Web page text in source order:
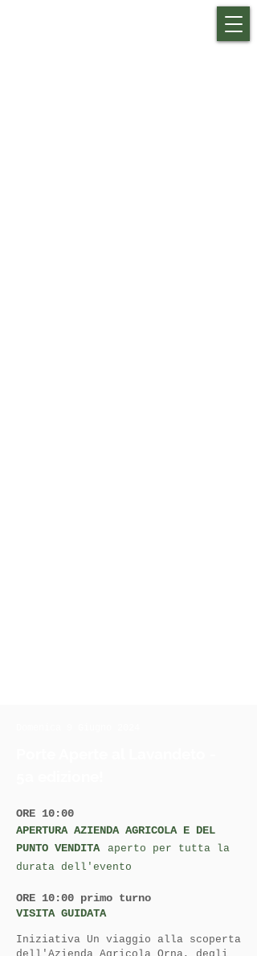
ORE 10:00
APERTURA AZIENDA AGRICOLA E DEL
PUNTO VENDITA
aperto per tutta la
durata dell'evento
ORE 10:00 primo turno
VISITA GUIDATA
Iniziativa Un viaggio alla scoperta